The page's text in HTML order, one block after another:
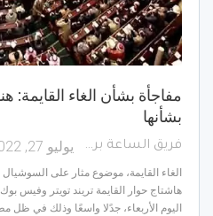
مفاجأة بشأن الغاء القايمة:
بشأنها
فريق الساعة برس يوليو 27, 2022
الغاء القايمة، موضوع مثار على السوشيال
هاشتاج حوار القايمة تريند تويتر وفيس
اليوم الأربعاء، جدًلا واسعًا وذلك في